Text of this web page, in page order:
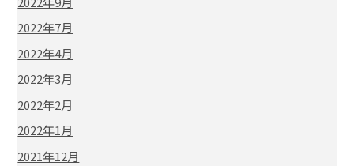
2022年7月
2022年4月
2022年3月
2022年2月
2022年1月
2021年12月